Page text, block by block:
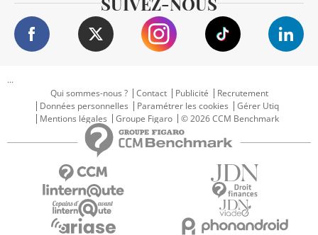
...
Qui sommes-nous ?
Contact Publicité
Recrutement
Données personnelles
Paramétrer les cookies
Gérer Utiq
Mentions légales
Groupe Figaro © 2026 CCM Benchmark